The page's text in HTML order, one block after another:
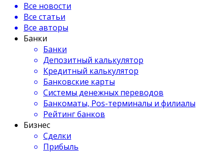
Все новости
Все статьи
Все авторы
Банки
Банки
Депозитный калькулятор
Кредитный калькулятор
Банковские карты
Системы денежных переводов
Банкоматы, Pos-терминалы и филиалы
Рейтинг банков
Бизнес
Сделки
Прибыль